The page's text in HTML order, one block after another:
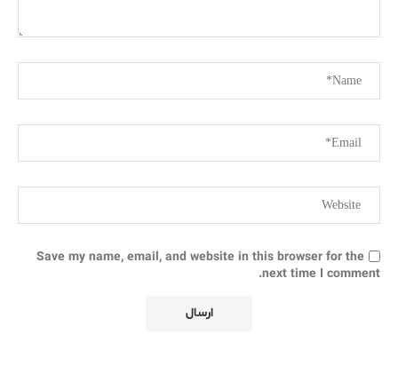
Save my name, email, and website in this browser for the
next time I comment.